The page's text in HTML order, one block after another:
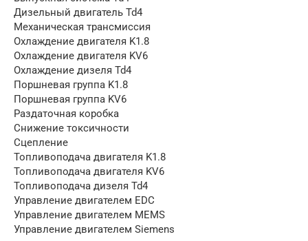
Дизельный двигатель Td4
Механическая трансмиссия
Охлаждение двигателя K1.8
Охлаждение двигателя KV6
Охлаждение дизеля Td4
Поршневая группа K1.8
Поршневая группа KV6
Раздаточная коробка
Снижение токсичности
Сцепление
Топливоподача двигателя K1.8
Топливоподача двигателя KV6
Топливоподача дизеля Td4
Управление двигателем EDC
Управление двигателем MEMS
Управление двигателем Siemens